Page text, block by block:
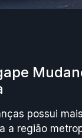
possui
a região